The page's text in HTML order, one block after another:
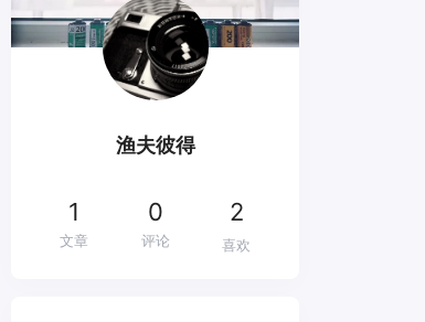
渔夫彼得
1
文章
0
评论
2
喜欢